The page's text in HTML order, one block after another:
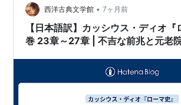
西洋古典文学館 • 7ヶ月前
【日本語訳】カッシウス・ディオ
巻 23章～27章 | 不吉な前兆と元老